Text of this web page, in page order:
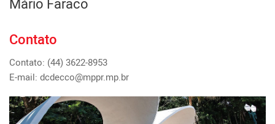
Contato
Contato: (44) 3622-8953
E-mail: dcdecco@mppr.mp.br